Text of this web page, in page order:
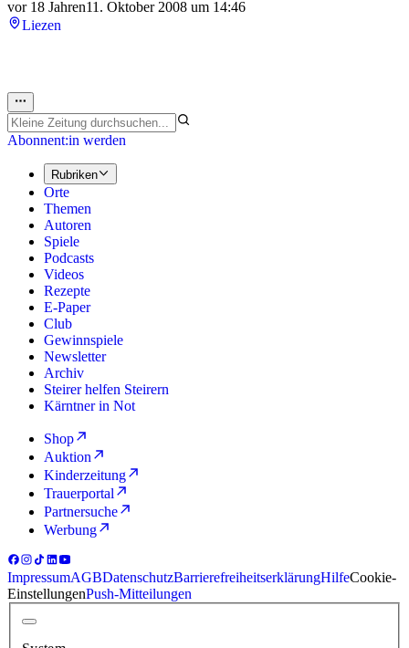
vor 18 Jahren11. Oktober 2008 um 14:46
Liezen
Abonnent:in werden
Rubriken
Orte
Themen
Autoren
Spiele
Podcasts
Videos
Rezepte
E-Paper
Club
Gewinnspiele
Newsletter
Archiv
Steirer helfen Steirern
Kärntner in Not
Shop
Auktion
Kinderzeitung
Trauerportal
Partnersuche
Werbung
ImpressumAGBDatenschutzBarrierefreiheitserklärungHilfeCookie-
EinstellungenPush-Mitteilungen